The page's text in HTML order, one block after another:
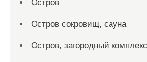
Остров
Остров сокровищ, сауна
Остров, загородный комплекс